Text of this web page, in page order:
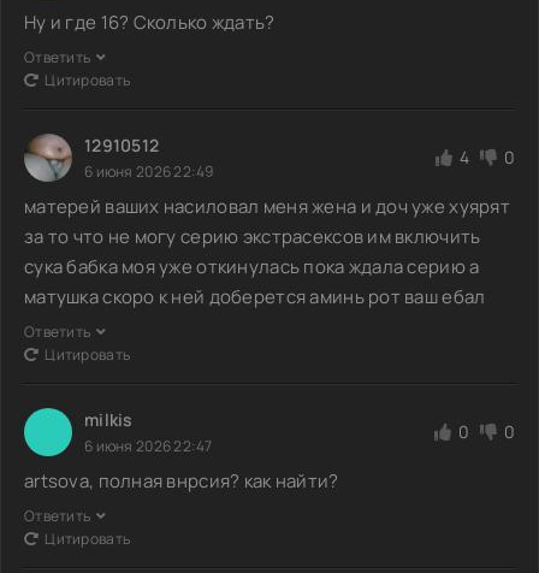
Ну и где 16? Сколько ждать?
Ответить
Цитировать
12910512
6 июня 2026 22:49
4 0
матерей ваших насиловал меня жена и доч уже хуярят
за то что не могу серию экстрасексов им включить
сука бабка моя уже откинулась пока ждала серию а
матушка скоро к ней доберется аминь рот ваш ебал
Ответить
Цитировать
milkis
6 июня 2026 22:47
0 0
artsova, полная внрсия? как найти?
Ответить
Цитировать